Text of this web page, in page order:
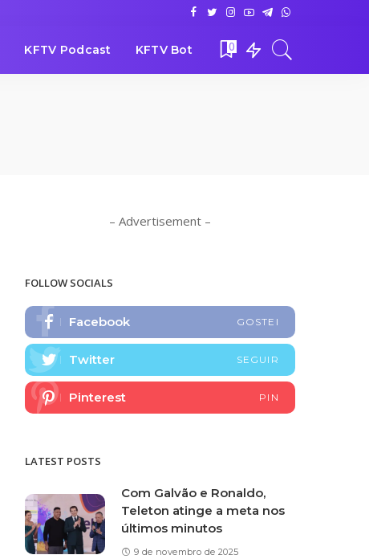
KFTV Podcast KFTV Bot 0
– Advertisement –
FOLLOW SOCIALS
Facebook GOSTEI
Twitter SEGUIR
Pinterest PIN
LATEST POSTS
Com Galvão e Ronaldo,
Teleton atinge a meta nos
últimos minutos
9 de novembro de 2025